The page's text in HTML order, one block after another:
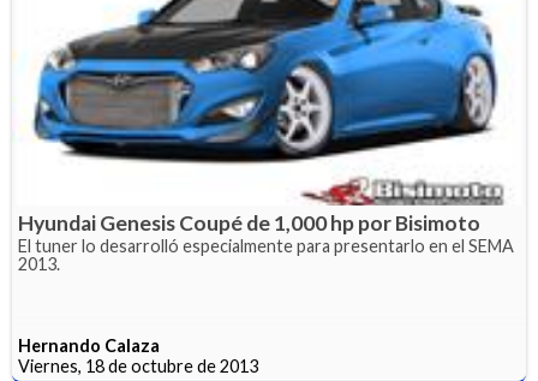
Hyundai Genesis Coupé de 1,000 hp por Bisimoto
El tuner lo desarrolló especialmente para presentarlo en el SEMA
2013.
Hernando Calaza
Viernes, 18 de octubre de 2013